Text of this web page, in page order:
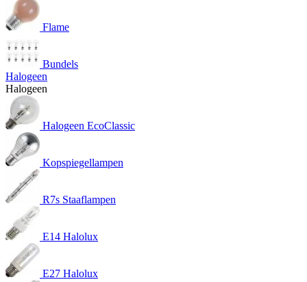
Flame
Bundels
Halogeen
Halogeen
Halogeen EcoClassic
Kopspiegellampen
R7s Staaflampen
E14 Halolux
E27 Halolux